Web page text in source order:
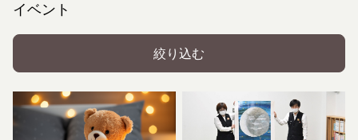
イベント
絞り込む